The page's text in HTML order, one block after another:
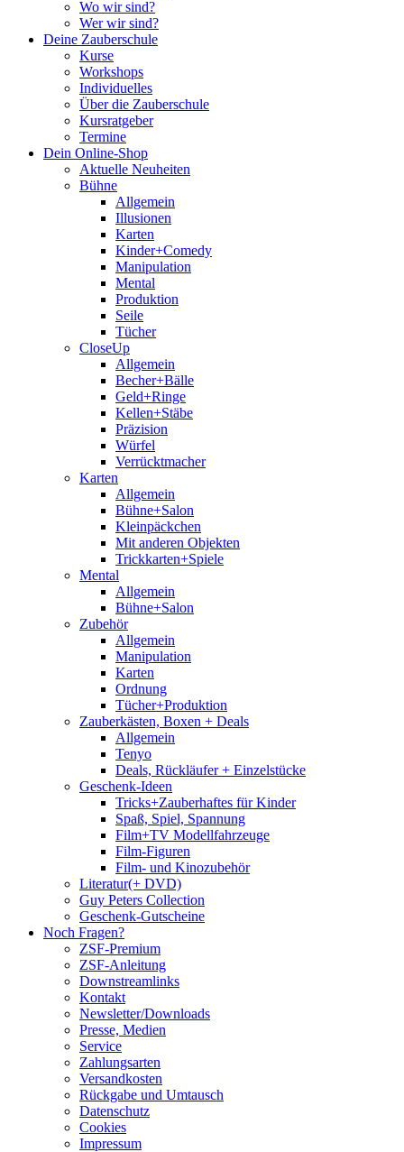
Wo wir sind?
Wer wir sind?
Deine Zauberschule
Kurse
Workshops
Individuelles
Über die Zauberschule
Kursratgeber
Termine
Dein Online-Shop
Aktuelle Neuheiten
Bühne
Allgemein
Illusionen
Karten
Kinder+Comedy
Manipulation
Mental
Produktion
Seile
Tücher
CloseUp
Allgemein
Becher+Bälle
Geld+Ringe
Kellen+Stäbe
Präzision
Würfel
Verrücktmacher
Karten
Allgemein
Bühne+Salon
Kleinpäckchen
Mit anderen Objekten
Trickkarten+Spiele
Mental
Allgemein
Bühne+Salon
Zubehör
Allgemein
Manipulation
Karten
Ordnung
Tücher+Produktion
Zauberkästen, Boxen + Deals
Allgemein
Tenyo
Deals, Rückläufer + Einzelstücke
Geschenk-Ideen
Tricks+Zauberhaftes für Kinder
Spaß, Spiel, Spannung
Film+TV Modellfahrzeuge
Film-Figuren
Film- und Kinozubehör
Literatur(+ DVD)
Guy Peters Collection
Geschenk-Gutscheine
Noch Fragen?
ZSF-Premium
ZSF-Anleitung
Downstreamlinks
Kontakt
Newsletter/Downloads
Presse, Medien
Service
Zahlungsarten
Versandkosten
Rückgabe und Umtausch
Datenschutz
Cookies
Impressum